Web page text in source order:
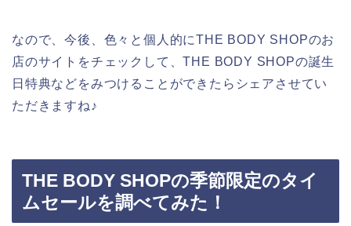
なので、今後、色々と個人的にTHE BODY SHOPのお
店のサイトをチェックして、THE BODY SHOPの誕生
日特典などをみつけることができたらシェアさせてい
ただきますね♪
THE BODY SHOPの季節限定のタイ
ムセールを調べてみた！